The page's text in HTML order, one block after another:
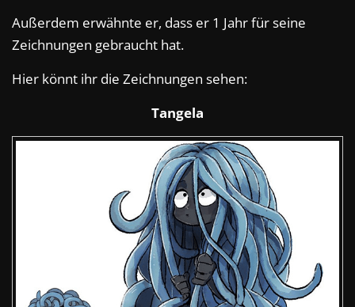
Außerdem erwähnte er, dass er 1 Jahr für seine
Zeichnungen gebraucht hat.
Hier könnt ihr die Zeichnungen sehen:
Tangela